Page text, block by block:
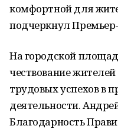
комфортной для
подчеркнул
На городской
чествование
трудовых успехов в
деятельности.
Благодарность